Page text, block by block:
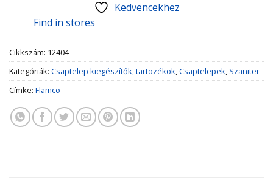
Kedvencekhez
Find in stores
Cikkszám: 12404
Kategóriák: Csaptelep kiegészítők, tartozékok,Csaptelepek, Szaniter
Címke: Flamco